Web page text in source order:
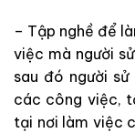
– Tập nghề để
việc mà người
sau đó người sử
các công việc,
tại nơi làm việc